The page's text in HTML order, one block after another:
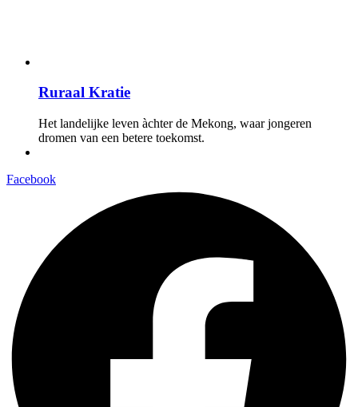
Ruraal Kratie
Het landelijke leven àchter de Mekong, waar jongeren
dromen van een betere toekomst.
Facebook